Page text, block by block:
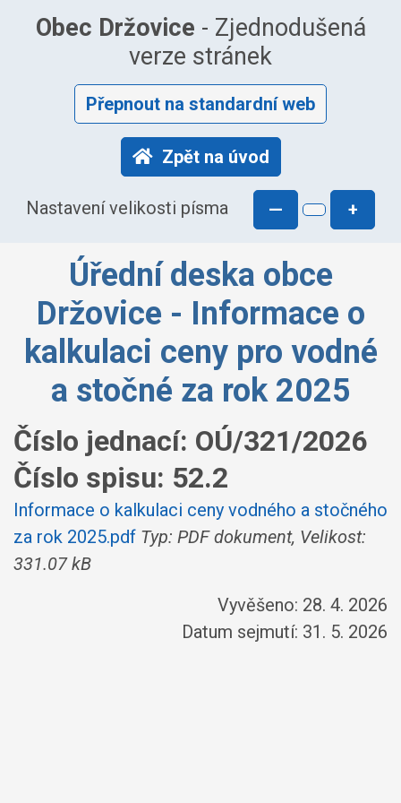
Obec Držovice - Zjednodušená
verze stránek
Přepnout na standardní web
Zpět na úvod
Nastavení velikosti písma — +
Úřední deska obce
Držovice - Informace o
kalkulaci ceny pro vodné
a stočné za rok 2025
Číslo jednací: OÚ/321/2026
Číslo spisu: 52.2
Informace o kalkulaci ceny vodného a stočného
za rok 2025.pdf Typ: PDF dokument, Velikost:
331.07 kB
Vyvěšeno: 28. 4. 2026
Datum sejmutí: 31. 5. 2026